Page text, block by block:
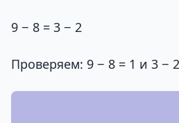
9 − 8 = 3 − 2
Проверяем: 9 − 8 = 1 и 3 −